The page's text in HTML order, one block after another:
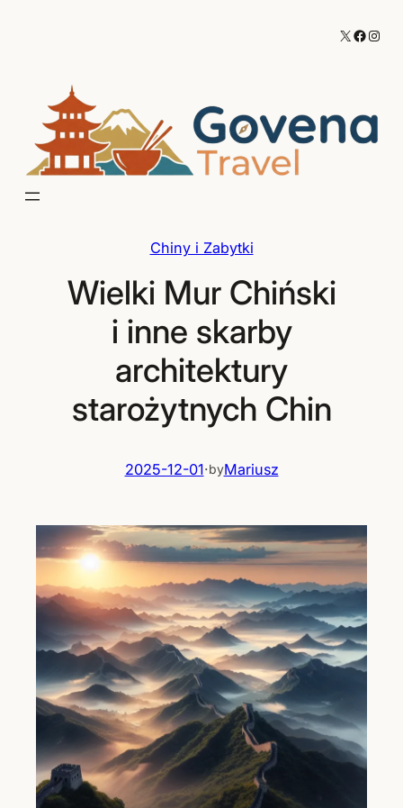
X
Chiny i Zabytki
Wielki Mur Chiński
i inne skarby
architektury
starożytnych Chin
2025-12-01·byMariusz